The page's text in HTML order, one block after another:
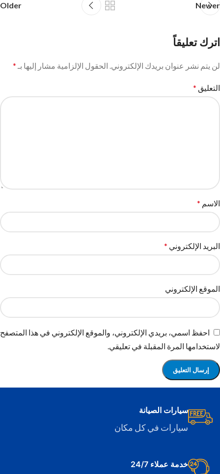
Newer
Older
اترك تعليقاً
لن يتم نشر عنوان بريدك الإلكتروني. الحقول الإلزامية مشار إليها بـ *
التعليق *
الاسم *
البريد الإلكتروني *
الموقع الإلكتروني
احفظ اسمي، بريدي الإلكتروني، والموقع الإلكتروني في هذا المتصفح
لاستخدامها المرة المقبلة في تعليقي.
سيارات الصيانة
سيارات في كل مكان
خدمة عملاء 24/7